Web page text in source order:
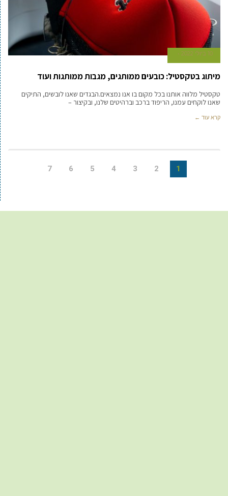
10 ביולי 2022
מיתוג בטקסטיל: כובעים ממותגים, מגבות ממותגות ועוד
טקסטיל מלווה אותנו בכל מקום בו אנו נמצאים.הבגדים שאנו לובשים, התיקים
שאנו לוקחים עמנו, הריפוד ברכב וברהיטים שלנו, ובקיצור –
קרא עוד ←
1
2
3
4
5
6
7